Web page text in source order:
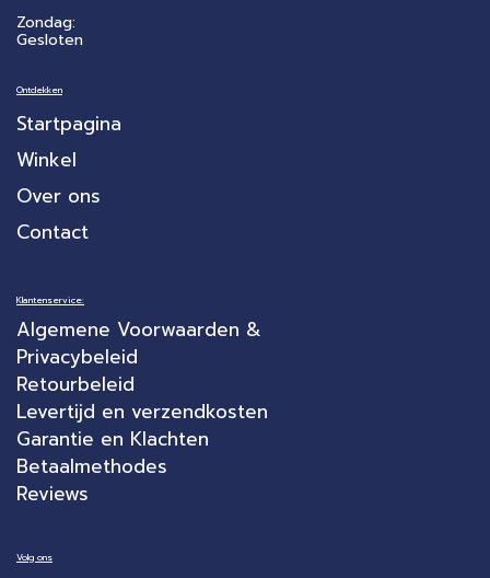
Zondag:
Gesloten
Ontdekken
Startpagina
Winkel
Over ons
Contact
Klantenservice:
Algemene Voorwaarden &
Privacybeleid
Retourbeleid
Levertijd en verzendkosten
Garantie en Klachten
Betaalmethodes
Reviews
Volg ons